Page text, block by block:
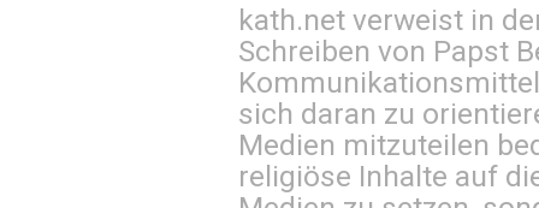
kath.net verweist in
Schreiben von Papst
sich daran zu
Medien mitzuteilen
religiöse Inhalte auf